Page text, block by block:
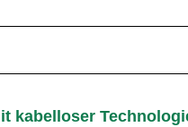
kabelloser